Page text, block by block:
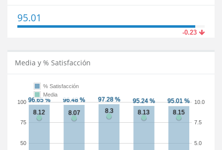
95.01
-0.23
Media y % Satisfacción
50
75
100
5.0
7.5
10.0
% Satisfacción
Media